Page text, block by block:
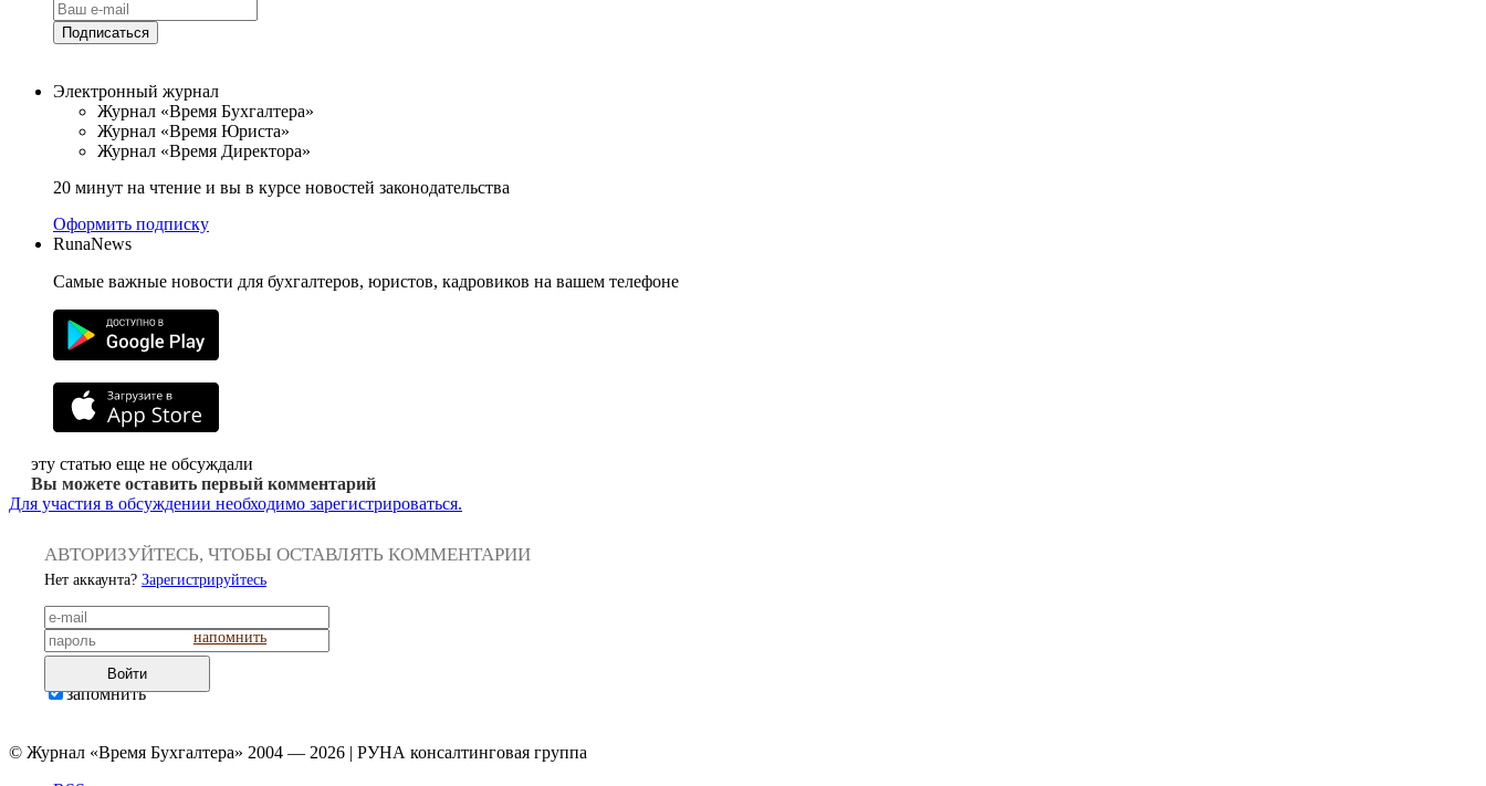
Подписаться
Электронный журнал
Журнал «Время Бухгалтера»
Журнал «Время Юриста»
Журнал «Время Директора»
20 минут на чтение и вы в курсе новостей законодательства
Оформить подписку
RunaNews
Самые важные новости для бухгалтеров, юристов, кадровиков на вашем телефоне
эту статью еще не обсуждали
Вы можете оставить первый комментарий
Для участия в обсуждении необходимо зарегистрироваться.
АВТОРИЗУЙТЕСЬ, ЧТОБЫ ОСТАВЛЯТЬ КОММЕНТАРИИ
Нет аккаунта? Зарегистрируйтесь
напомнить
Войти
запомнить
© Журнал «Время Бухгалтера» 2004 — 2026 | РУНА консалтинговая группа